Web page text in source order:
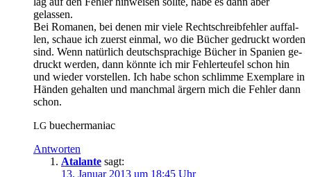
gelassen.
Bei Ro­ma­nen, bei de­nen mir vie­le Recht­schreib­feh­ler auf­fal­
len, schaue ich zu­erst ein­mal, wo die Bü­cher ge­druckt wor­den
sind. Wenn na­tür­lich deutsch­spra­chi­ge Bü­cher in Spa­ni­en ge­
druckt wer­den, dann könn­te ich mir Feh­ler­teu­fel schon hin
und wie­der vor­stel­len. Ich ha­be schon schlim­me Ex­em­pla­re in
Hän­den ge­hal­ten und manch­mal är­gern mich die Feh­ler dann
schon.
LG bue­cher­ma­niac
Antworten
Atalante sagt:
13. Januar 2013 um 18:45 Uhr